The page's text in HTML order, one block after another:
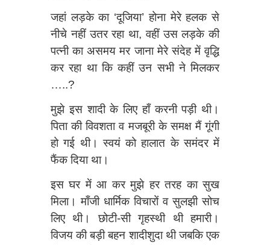
जहां लड़के का ‘दूजिया’ होना मेरे हलक से
नीचे नहीं उतर रहा था, वहीं उस लड़के की
पत्‍नी का असमय मर जाना मेरे संदेह में वृद्धि
कर रहा था कि कहीं उन सभी ने मिलकर
…..?
मुझे इस शादी के लिए हाँ करनी पड़ी थी।
पिता की विवशता व मजबूरी के समक्ष मैं गूंगी
हो गई थी। स्वयं को हालात के समंदर में
फैंक दिया था।
इस घर में आ कर मुझे हर तरह का सुख
मिला। माँजी धार्मिक विचारों व सुलझी सोच
लिए थी। छोटी-सी गृहस्थी थी हमारी।
विजय की बड़ी बहन शादीशुदा थी जबकि एक